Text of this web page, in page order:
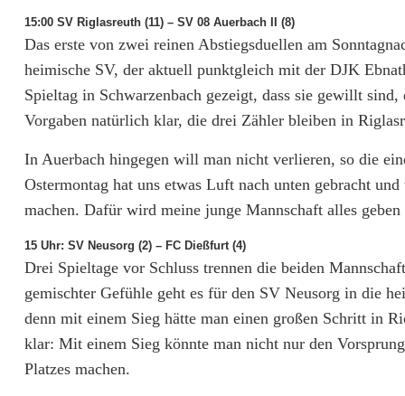
t
z
e
15:00 SV Riglasreuth (11) – SV 08 Auerbach II (8)
Das erste von zwei reinen Abstiegsduellen am
heimische SV, der aktuell punktgleich mit der DJK
Spieltag in Schwarzenbach gezeigt, dass sie gewillt
Vorgaben natürlich klar, die drei Zähler bleiben in
In Auerbach hingegen will man nicht verlieren, so die
Ostermontag hat uns etwas Luft nach unten gebracht
machen. Dafür wird meine junge Mannschaft alles
15 Uhr: SV Neusorg (2) – FC Dießfurt (4)
Drei Spieltage vor Schluss trennen die beiden
gemischter Gefühle geht es für den SV Neusorg in die
denn mit einem Sieg hätte man einen großen Schritt in
klar: Mit einem Sieg könnte man nicht nur den
Platzes machen.